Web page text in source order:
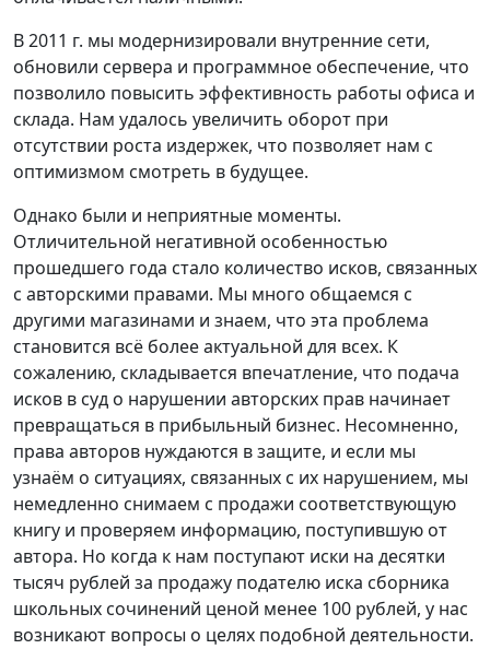
В 2011 г. мы модернизировали внутренние сети,
обновили сервера и программное обеспечение, что
позволило повысить эффективность работы офиса и
склада. Нам удалось увеличить оборот при
отсутствии роста издержек, что позволяет нам с
оптимизмом смотреть в будущее.
Однако были и неприятные моменты.
Отличительной негативной особенностью
прошедшего года стало количество исков, связанных
с авторскими правами. Мы много общаемся с
другими магазинами и знаем, что эта проблема
становится всё более актуальной для всех. К
сожалению, складывается впечатление, что подача
исков в суд о нарушении авторских прав начинает
превращаться в прибыльный бизнес. Несомненно,
права авторов нуждаются в защите, и если мы
узнаём о ситуациях, связанных с их нарушением, мы
немедленно снимаем с продажи соответствующую
книгу и проверяем информацию, поступившую от
автора. Но когда к нам поступают иски на десятки
тысяч рублей за продажу подателю иска сборника
школьных сочинений ценой менее 100 рублей, у нас
возникают вопросы о целях подобной деятельности.